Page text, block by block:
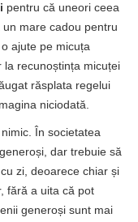
pentru că uneori ceea
mare cadou pentru
ajute pe micuța
la recunoștința micuței
răsplata regelui
niciodată.
În societatea
dar trebuie să
zi, deoarece chiar și
fără a uita că pot
generoși sunt mai